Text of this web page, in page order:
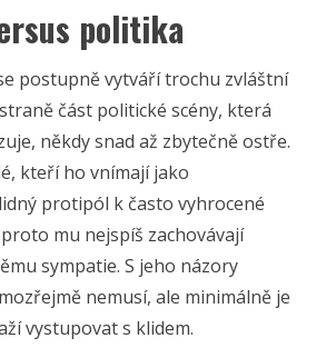
politika
postupně vytváří trochu zvláštní
část politické scény, která
někdy snad až zbytečně ostře.
kteří ho vnímají jako
protipól k často vyhrocené
mu nejspíš zachovávají
sympatie. S jeho názory
nemusí, ale minimálně je
vystupovat s klidem.